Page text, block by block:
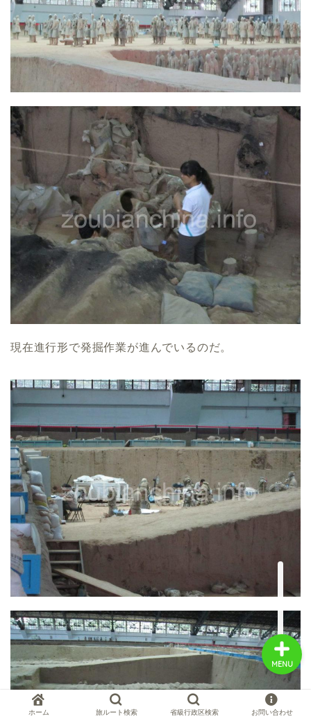
現在進行形で発掘作業が進んでいるのだ。
ホーム 旅ルート検索 省級行政区検索 お問い合わせ
MENU
中国お薦め観光地
中国の世界遺産
中国旅行の情報案内
中国麺ランキング